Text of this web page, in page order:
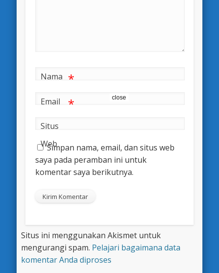
Nama *
Email *
Situs
Web
Simpan nama, email, dan situs web
saya pada peramban ini untuk
komentar saya berikutnya.
Situs ini menggunakan Akismet untuk
mengurangi spam. Pelajari bagaimana data
komentar Anda diproses
close